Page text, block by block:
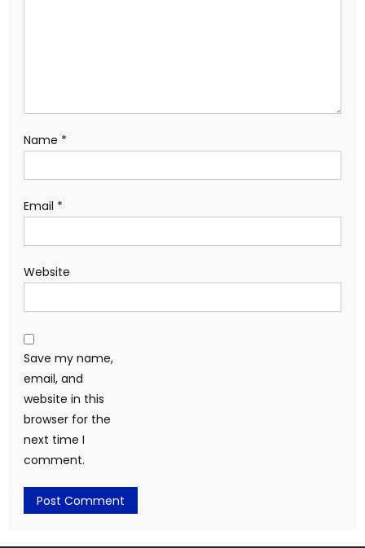
Name *
Email *
Website
Save my name,
email, and
website in this
browser for the
next time I
comment.